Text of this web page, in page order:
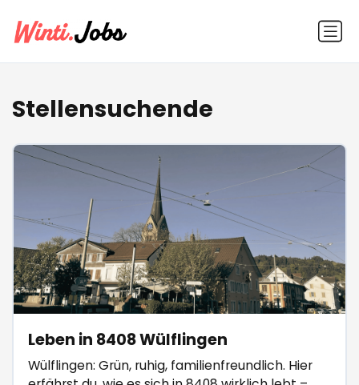
Stellensuchende
Leben in 8408 Wülflingen
Wülflingen: Grün, ruhig, familienfreundlich. Hier